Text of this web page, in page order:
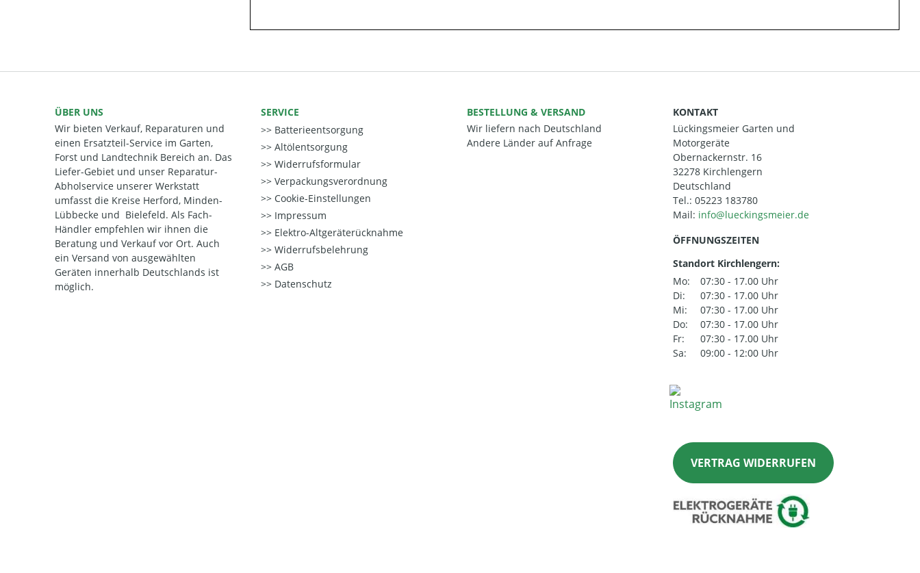
ÜBER UNS
Wir bieten Verkauf, Reparaturen und
einen Ersatzteil-Service im Garten,
Forst und Landtechnik Bereich an. Das
Liefer-Gebiet und unser Reparatur-
Abholservice unserer Werkstatt
umfasst die Kreise Herford, Minden-
Lübbecke und Bielefeld. Als Fach-
Händler empfehlen wir ihnen die
Beratung und Verkauf vor Ort. Auch
ein Versand von ausgewählten
Geräten innerhalb Deutschlands ist
möglich.
SERVICE
Batterieentsorgung
Altölentsorgung
Widerrufsformular
Verpackungsverordnung
Cookie-Einstellungen
Impressum
Elektro-Altgeräterücknahme
Widerrufsbelehrung
AGB
Datenschutz
BESTELLUNG & VERSAND
Wir liefern nach Deutschland
Andere Länder auf Anfrage
KONTAKT
Lückingsmeier Garten und
Motorgeräte
Obernackernstr. 16
32278 Kirchlengern
Deutschland
Tel.: 05223 183780
Mail:
ÖFFNUNGSZEITEN
Standort Kirchlengern:
Mo:
07:30 - 17.00 Uhr
Di:
07:30 - 17.00 Uhr
Mi:
07:30 - 17.00 Uhr
Do:
07:30 - 17.00 Uhr
Fr:
07:30 - 17.00 Uhr
Sa:
09:00 - 12:00 Uhr
VERTRAG WIDERRUFEN